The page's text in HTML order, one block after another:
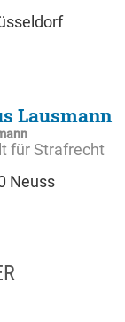
Lausmann
für Strafrecht
Neuss